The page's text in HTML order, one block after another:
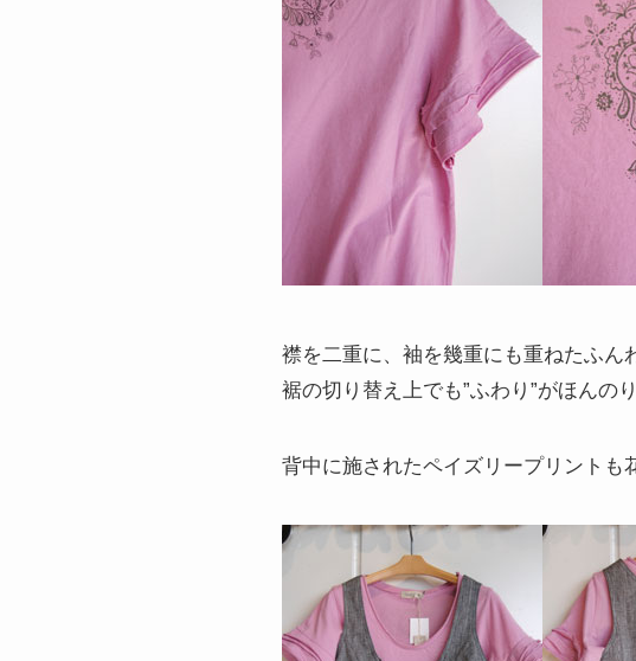
襟を二重に、袖を幾重にも重ねたふん
裾の切り替え上でも”ふわり”がほんの
背中に施されたペイズリープリントも